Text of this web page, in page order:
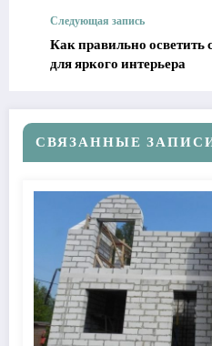
Следующая запись
Как правильно осветить
для яркого интерьера
СВЯЗАННЫЕ